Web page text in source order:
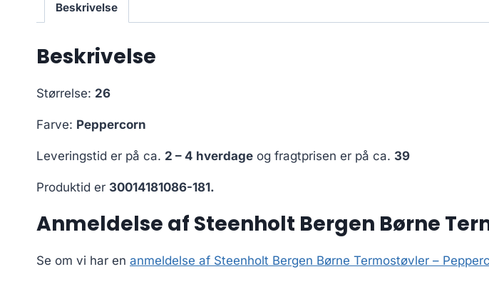
Beskrivelse
Beskrivelse
Størrelse: 26
Farve: Peppercorn
Leveringstid er på ca. 2 – 4 hverdage og fragtprisen er på ca. 39
Produktid er 30014181086-181.
Anmeldelse af Steenholt Bergen Børne
Se om vi har en anmeldelse af Steenholt Bergen Børne Termostøvler –